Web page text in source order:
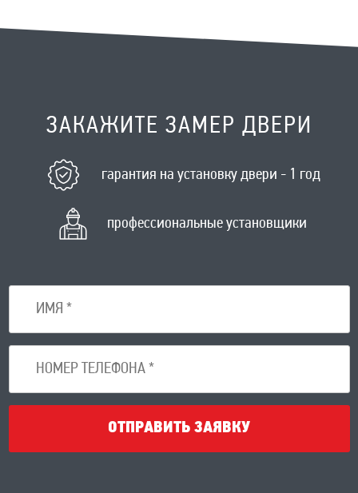
ЗАКАЖИТЕ ЗАМЕР ДВЕРИ
гарантия на установку двери - 1 год
профессиональные установщики
ОТПРАВИТЬ ЗАЯВКУ